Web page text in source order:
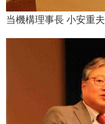
当機構理事長 小安重夫